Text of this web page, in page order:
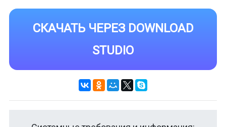
СКАЧАТЬ ЧЕРЕЗ DOWNLOAD
STUDIO